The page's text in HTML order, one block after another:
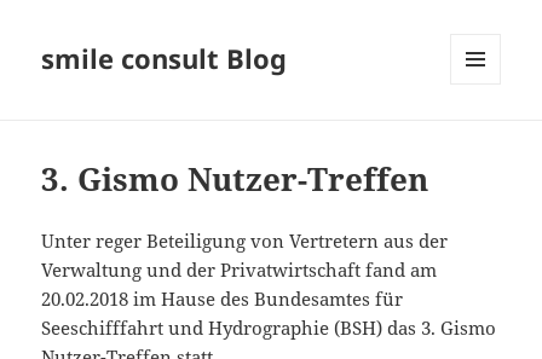
smile consult Blog
3. Gismo Nutzer-Treffen
Unter reger Beteiligung von Vertretern aus der
Verwaltung und der Privatwirtschaft fand am
20.02.2018 im Hause des Bundesamtes für
Seeschifffahrt und Hydrographie (BSH) das 3. Gismo